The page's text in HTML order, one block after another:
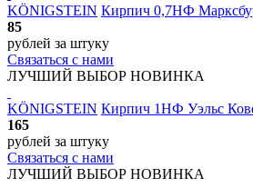
KÖNIGSTEIN Кирпич 0,7НФ
85
рублей за штуку
Связаться с нами
ЛУЧШИЙ ВЫБОР НОВИНКА
KÖNIGSTEIN Кирпич 1НФ Уэльс
165
рублей за штуку
Связаться с нами
ЛУЧШИЙ ВЫБОР НОВИНКА